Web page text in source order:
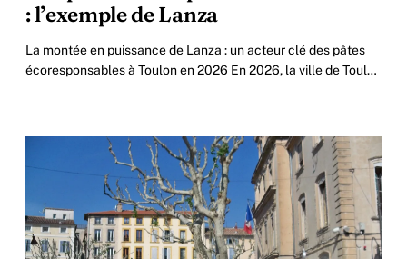
: l’exemple de Lanza
La montée en puissance de Lanza : un acteur clé des pâtes
écoresponsables à Toulon en 2026 En 2026, la ville de Toulon